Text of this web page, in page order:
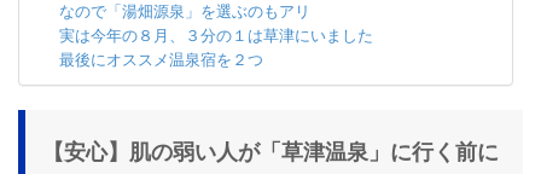
なので「湯畑源泉」を選ぶのもアリ
実は今年の８月、３分の１は草津にいました
最後にオススメ温泉宿を２つ
【安心】肌の弱い人が「草津温泉」に行く前に